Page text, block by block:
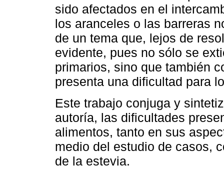
sido afectados en el
los aranceles o las barreras
de un tema que, lejos de
evidente, pues no sólo se
primarios, sino que también
presenta una dificultad para
Este trabajo conjuga y
autoría, las dificultades
alimentos, tanto en sus
medio del estudio de casos,
de la estevia.